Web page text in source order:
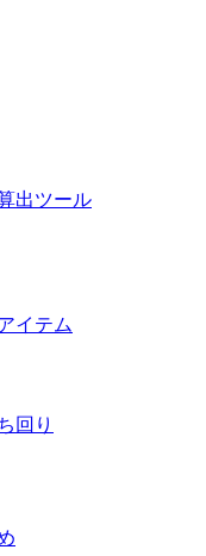
出ツール
イテム
回り